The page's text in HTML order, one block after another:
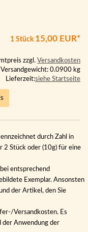
1 Stück 15,00 EUR*
zzgl. Versandkosten
Versandgewicht: 0.0900 kg
Lieferzeit:siehe Startseite
durch Zahl in
2 Stück oder (10g) für eine
entsprechend
Exemplar. Ansonsten
der Artikel, den Sie
Versandkosten. Es
Anwendung der